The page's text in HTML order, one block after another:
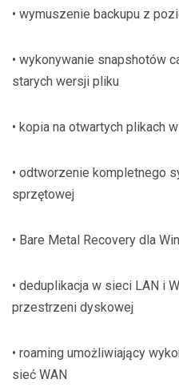
• wymuszenie backupu z
• wykonywanie snapshotów
starych wersji pliku
• kopia na otwartych plikach
• odtworzenie kompletnego
sprzętowej
• Bare Metal Recovery dla
• deduplikacja w sieci LAN i
przestrzeni dyskowej
• roaming umożliwiający
sieć WAN